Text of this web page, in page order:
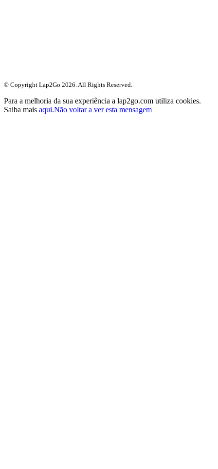
© Copyright Lap2Go 2026. All Rights Reserved.
Para a melhoria da sua experiência a lap2go.com utiliza cookies.
Saiba mais aqui.Não voltar a ver esta mensagem